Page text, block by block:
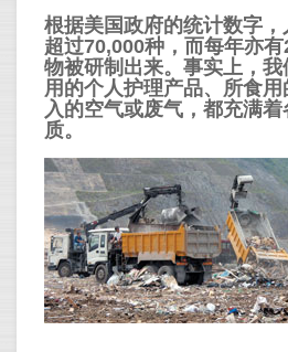
根据美国政府的统计数字
超过70,000种，而每年亦
物被研制出来。事实上，
用的个人护理产品、所食
入的空气或废气，都充满
质。